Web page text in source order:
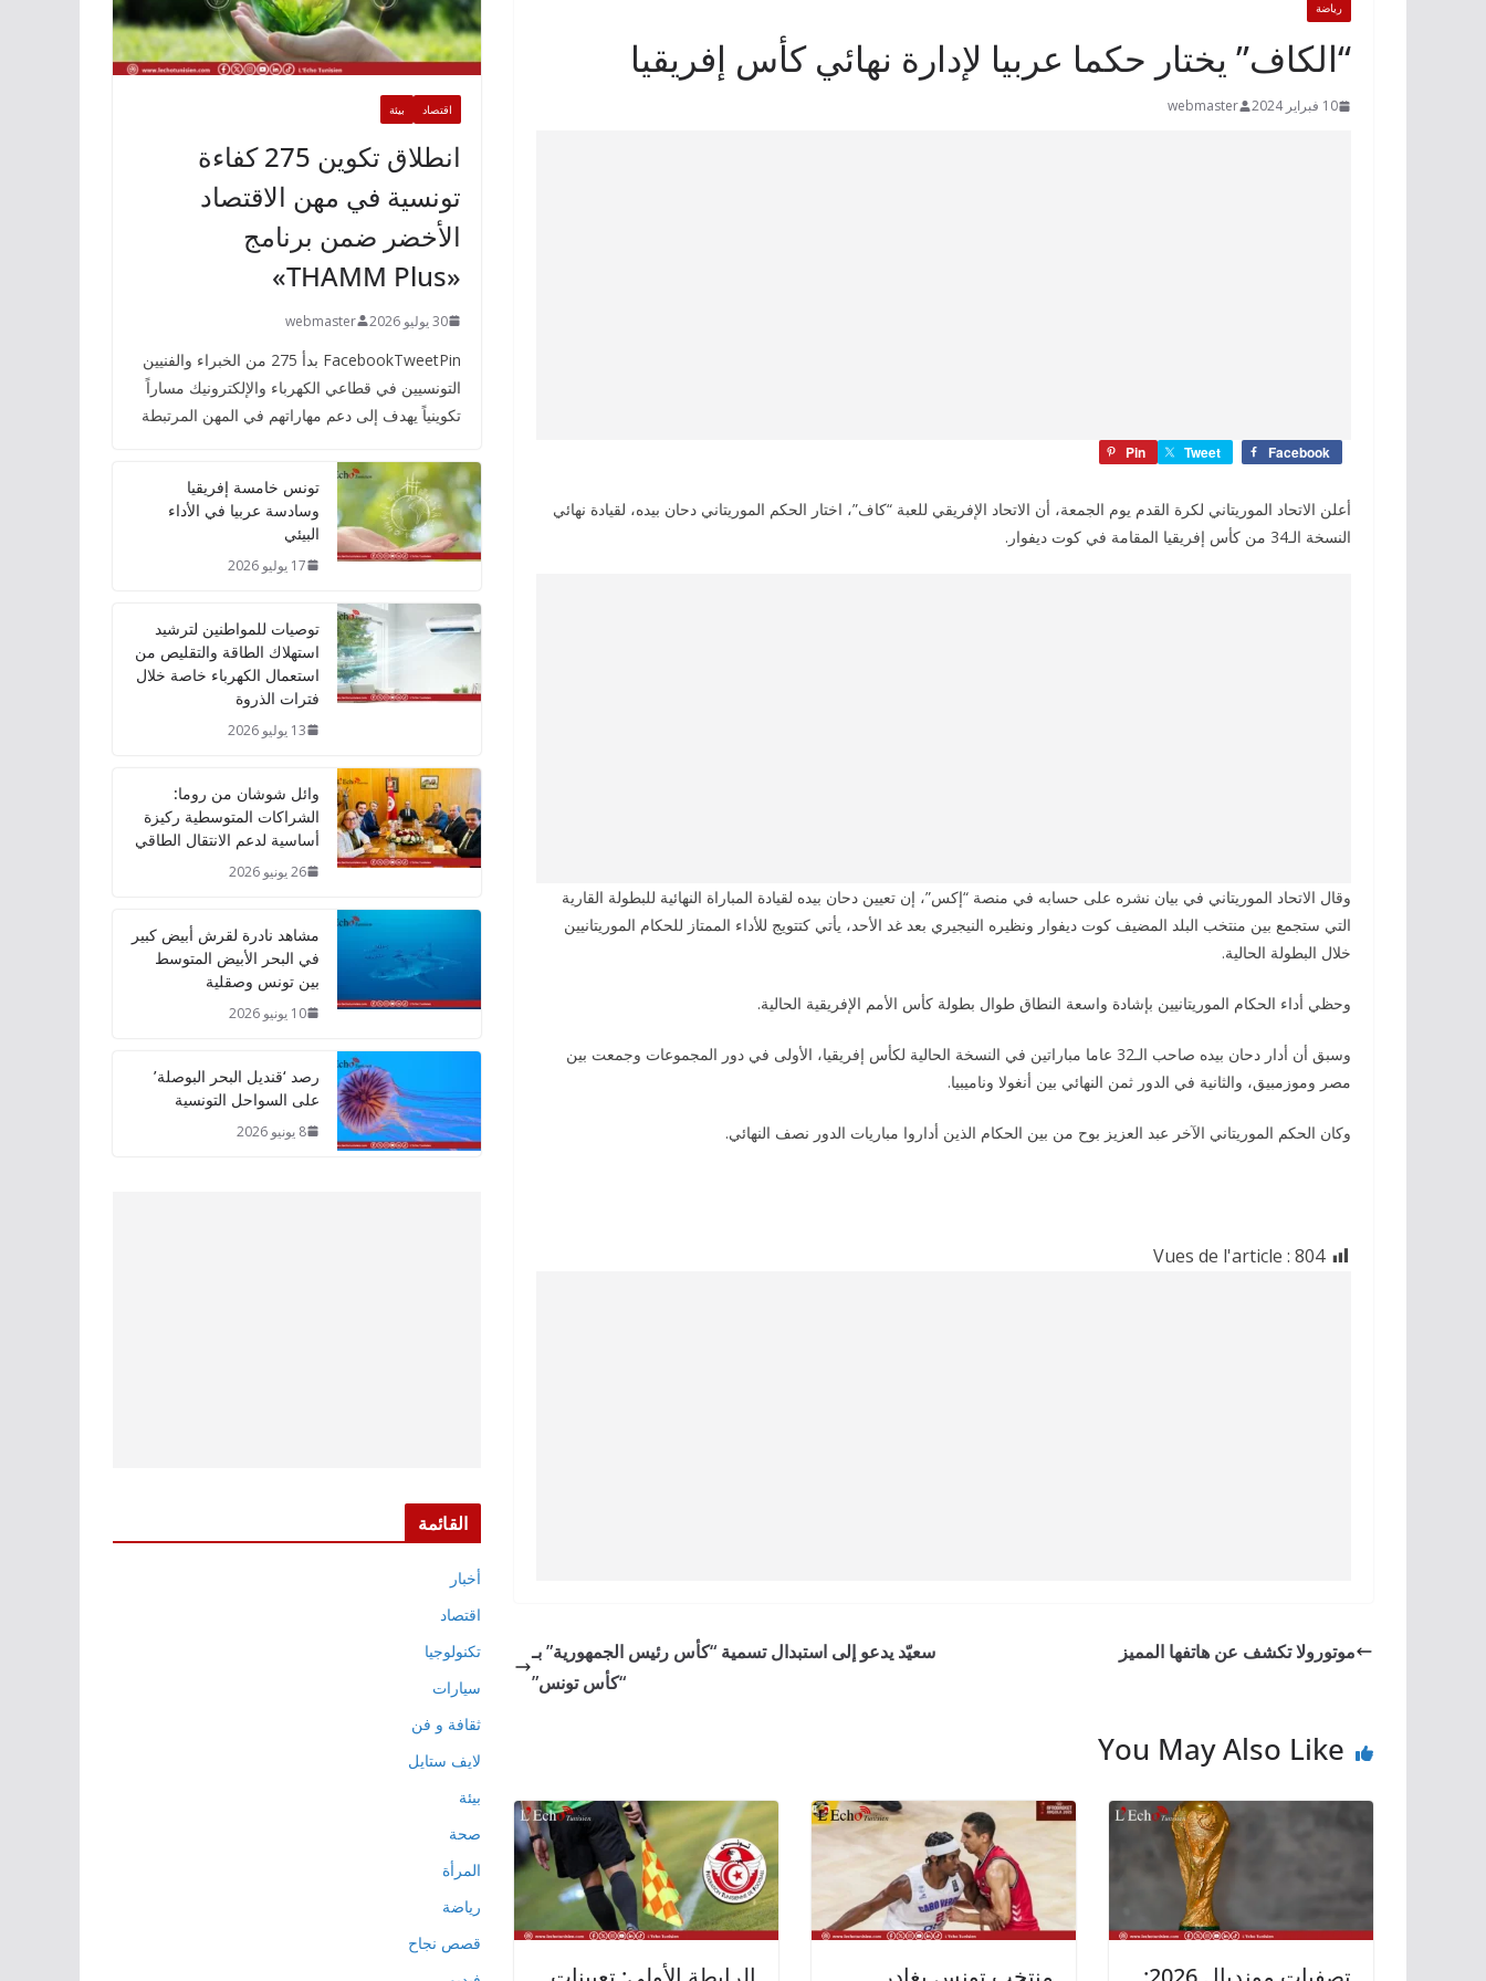
رياضة
“الكاف” يختار حكما عربيا لإدارة نهائي كأس إفريقيا
10 فبراير 2024 webmaster
Facebook
Tweet
Pin
أعلن الاتحاد الموريتاني لكرة القدم يوم الجمعة، أن الاتحاد الإفريقي للعبة “كاف”، اختار الحكم الموريتاني دحان بيده، لقيادة نهائي
النسخة الـ34 من كأس إفريقيا المقامة في كوت ديفوار.
وقال الاتحاد الموريتاني في بيان نشره على حسابه في منصة “إكس”، إن تعيين دحان بيده لقيادة المباراة النهائية للبطولة القارية
التي ستجمع بين منتخب البلد المضيف كوت ديفوار ونظيره النيجيري بعد غد الأحد، يأتي كتتويج للأداء الممتاز للحكام الموريتانيين
خلال البطولة الحالية.
وحظي أداء الحكام الموريتانيين بإشادة واسعة النطاق طوال بطولة كأس الأمم الإفريقية الحالية.
وسبق أن أدار دحان بيده صاحب الـ32 عاما مباراتين في النسخة الحالية لكأس إفريقيا، الأولى في دور المجموعات وجمعت بين
مصر وموزمبيق، والثانية في الدور ثمن النهائي بين أنغولا وناميبيا.
وكان الحكم الموريتاني الآخر عبد العزيز بوح من بين الحكام الذين أداروا مباريات الدور نصف النهائي.
Vues de l'article : 804
موتورولا تكشف عن هاتفها المميز
سعيّد يدعو إلى استبدال تسمية “كأس رئيس الجمهورية” بـ
“كأس تونس”
You May Also Like
اقتصاد بيئة
انطلاق تكوين 275 كفاءة
تونسية في مهن الاقتصاد
الأخضر ضمن برنامج
«THAMM Plus»
30 يوليو 2026 webmaster
FacebookTweetPin بدأ 275 من الخبراء والفنيين
التونسيين في قطاعي الكهرباء والإلكترونيك مساراً
تكوينياً يهدف إلى دعم مهاراتهم في المهن المرتبطة
تونس خامسة إفريقيا
وسادسة عربيا في الأداء
البيئي
17 يوليو 2026
توصيات للمواطنين لترشيد
استهلاك الطاقة والتقليص من
استعمال الكهرباء خاصة خلال
فترات الذروة
13 يوليو 2026
وائل شوشان من روما:
الشراكات المتوسطية ركيزة
أساسية لدعم الانتقال الطاقي
26 يونيو 2026
مشاهد نادرة لقرش أبيض كبير
في البحر الأبيض المتوسط
بين تونس وصقلية
10 يونيو 2026
رصد ‘قنديل البحر البوصلة’
على السواحل التونسية
8 يونيو 2026
القائمة
أخبار
اقتصاد
تكنولوجيا
سيارات
ثقافة و فن
لايف ستايل
بيئة
صحة
المرأة
رياضة
قصص نجاح